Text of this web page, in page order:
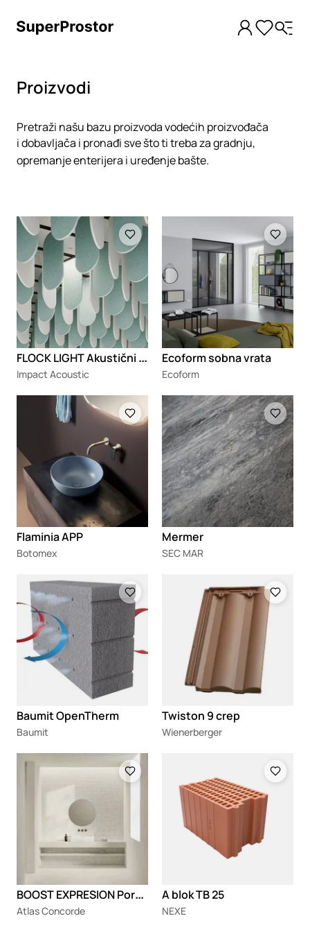
Proizvodi
Pretraži našu bazu proizvoda vodećih proizvođača
i dobavljača i pronađi sve što ti treba za gradnju,
opremanje enterijera i uređenje bašte.
Loading
F
LOCK LIGHT Akustični plafonski sistem po meri sa integrisanim osvetljenjem
Impact Acoustic
Ecoform sobna vrata
Ecoform
Loading
Flaminia APP
Botomex
Loading
Mermer
SEC MAR
Loading
Baumit OpenTherm
Baumit
Twiston 9 crep
Wienerberger
Loading
B
OOST EXPRESION Porcelanske zidne pločice sa izgledom betona
Atlas Concorde
A blok TB 25
NEXE